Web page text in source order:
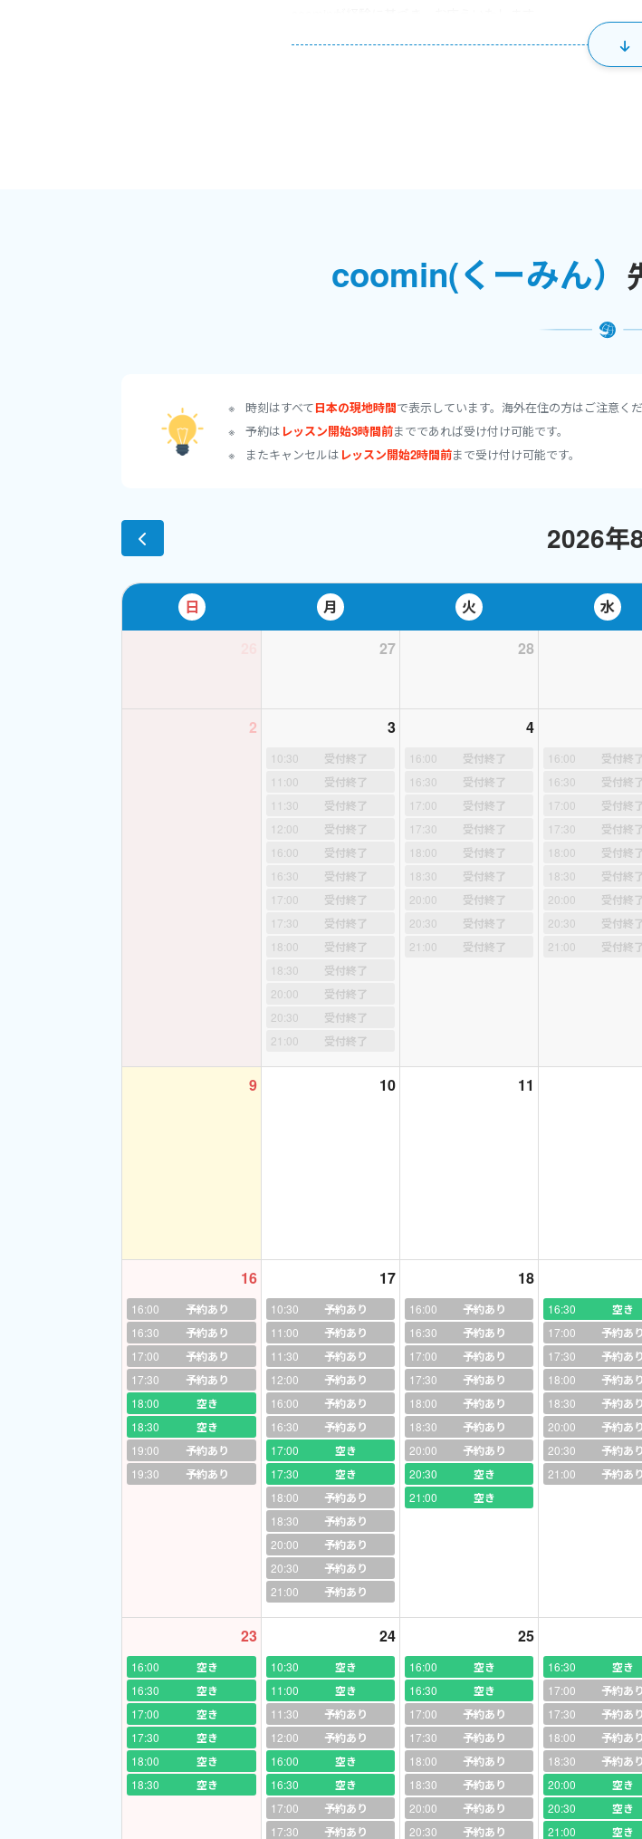
《ご相談例》①お子様の中学校での定期試験の点数が落ち
Practice makes perfect!! 継続は力なり！
で初めての準2プラスの合格者となりました！毎回、「要約
ん、本当にすごい熱意を感じながらのご指導でした！２コマ
合格を勝ち取るためには、それなりのお時間も必要なことを
お考えが素晴らしく心から共感いたします。
語学学習は、
てしまいます。
今後も一緒に頑張って進んでいきましょう！
Hi! there! 初心者様大歓迎！♬新規の生徒様募集のおしらせ
《初心者大歓迎！しっかり基礎からご指導いたします！》
英検、発音指導、精読の仕方、中学3年間の基礎文法
など、
もフレキシブルに行いますので、ご希望をお伝えください。
念
されています。 Hand writingで書くことにより、脳が活性
す。初めての生徒様は、長く継続できるか判断していただく
は、短い自己紹介とガイダンスとなります。
小、中学生の場
みでも可）最初から、たくさんのご予約はご遠慮くださいま
徒様、保護者様との相性も大切ですので、講師の方針にご賛
す。どうぞよろしくお願いいたします。
Practice makes perfect！
継続は力なり！語学は、継続することに意味があります。継
《東京大学在学中の元生徒さんに会うため東京大学を訪れま
「先生に出会えなければ、こんなにいま英語ができるよう
工学部の彼女ですが、小学校2年生から学んだ英語が見事に
coomin 自己紹介＆私にできること
「合格だけじゃない。〝話せる英語”まで育てます。」英
小学生から将来の準１級へ
① 英語、英会話教室講師、運営２２年、オンライン英会話
② １５０名 の生徒様英検ご指導、合格率はほぼ約９割
③ アーティストとしての経験も活かした教材作り、言語を
④英語暗誦大会で生徒さんを地方大会、全国大会で入賞、
⑤ 中学生の教科書指導 試験前は、英検からシフトし、点数
⑥大人の方の学び直し、文法、ライティングご指導
⑦ 英語、英会話の土台、基礎を作り、将来的に英検合格に
⑧手書きを意識し、脳の発達につなげるご指導を意識して
⑨ レッスンを終了したら、「ハイ！終わり！」ではなく、
ンレポートをすべての生徒様にお送りいたします。
⑩ 今だけではなく、将来を見据えたご指導 を行います。
coomin(くーみん）
時刻はすべて日本の現地時間で表示しています。海外在住の方はご注意くだ
予約は レッスン開始3時間前までであれば受け付け可能です。
またキャンセルは レッスン開始2時間前まで受け付け可能です。
2026年
日 月 火 水
27 28
2 3
10:30 受付終了
11:00 受付終了
11:30 受付終了
12:00 受付終了
16:00 受付終了
16:30 受付終了
17:00 受付終了
17:30 受付終了
18:00 受付終了
18:30 受付終了
20:00 受付終了
20:30 受付終了
21:00 受付終了
4
16:00 受付終了
16:30 受付終了
17:00 受付終了
17:30 受付終了
18:00 受付終了
18:30 受付終了
20:00 受付終了
20:30 受付終了
21:00 受付終了
16:00 受付終
16:30 受付終
17:00 受付終
17:30 受付終
18:00 受付終
18:30 受付終
20:00 受付終
20:30 受付終
21:00 受付終
9 10 11
16
16:00 予約あり
16:30 予約あり
17:00 予約あり
17:30 予約あり
18:00 空き
18:30 空き
19:00 予約あり
19:30 予約あり
17
10:30 予約あり
11:00 予約あり
11:30 予約あり
12:00 予約あり
16:00 予約あり
16:30 予約あり
17:00 空き
17:30 空き
18:00 予約あり
18:30 予約あり
20:00 予約あり
20:30 予約あり
21:00 予約あり
18
16:00 予約あり
16:30 予約あり
17:00 予約あり
17:30 予約あり
18:00 予約あり
18:30 予約あり
20:00 予約あり
20:30 空き
21:00 空き
16:30 空き
17:00 予約あり
17:30 予約あり
18:00 予約あり
18:30 予約あり
20:00 予約あり
20:30 予約あり
21:00 予約あり
23
16:00 空き
16:30 空き
17:00 空き
17:30 空き
18:00 空き
18:30 空き
24
10:30 空き
11:00 空き
11:30 予約あり
12:00 予約あり
16:00 空き
16:30 空き
17:00 予約あり
17:30 予約あり
25
16:00 空き
16:30 空き
17:00 予約あり
17:30 予約あり
18:00 予約あり
18:30 予約あり
20:00 予約あり
20:30 予約あり
16:30 空き
17:00 予約あり
17:30 予約あり
18:00 予約あり
18:30 予約あり
20:00 空き
20:30 空き
21:00 空き